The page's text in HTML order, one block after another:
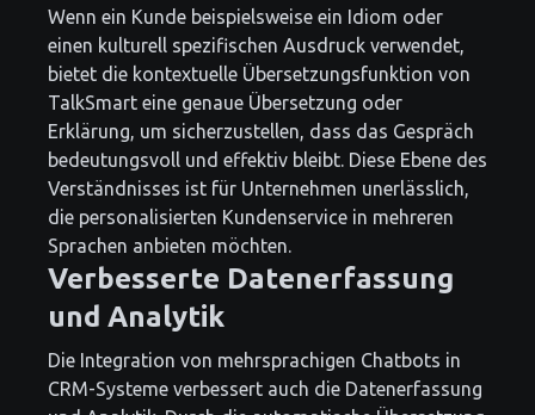
Wenn ein Kunde beispielsweise ein Idiom oder
einen kulturell spezifischen Ausdruck verwendet,
bietet die kontextuelle Übersetzungsfunktion von
TalkSmart eine genaue Übersetzung oder
Erklärung, um sicherzustellen, dass das Gespräch
bedeutungsvoll und effektiv bleibt. Diese Ebene des
Verständnisses ist für Unternehmen unerlässlich,
die personalisierten Kundenservice in mehreren
Sprachen anbieten möchten.
Verbesserte Datenerfassung
und Analytik
Die Integration von mehrsprachigen Chatbots in
CRM-Systeme verbessert auch die Datenerfassung